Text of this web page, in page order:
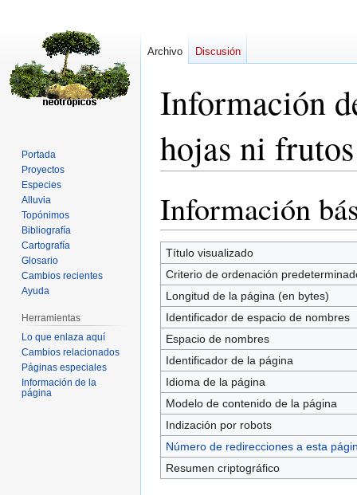
Información
hojas ni
la
navegación
la
búsqueda
Información
Título visualizado
Criterio de ordenación
Longitud de la página (en bytes)
Identificador de espacio de nombres
Espacio de nombres
Identificador de la página
Idioma de la página
Modelo de contenido de la página
Indización por robots
Número de redirecciones a esta
Resumen criptográfico
Archivo Discusión
Portada
Proyectos
Especies
Alluvia
Topónimos
Bibliografía
Cartografía
Glosario
Cambios recientes
Ayuda
Herramientas
Lo que enlaza aquí
Cambios relacionados
Páginas especiales
Información de la
página